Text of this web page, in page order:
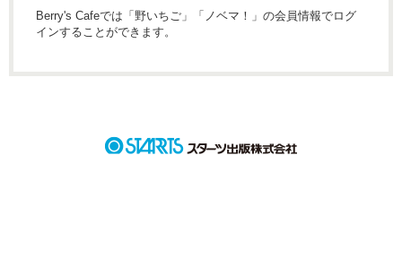
Berry's Cafeでは「野いちご」「ノベマ！」の会員情報でログ
インすることができます。